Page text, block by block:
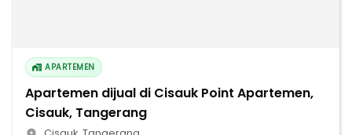
APARTEMEN
Apartemen dijual di Cisauk Point Apartemen,
Cisauk, Tangerang